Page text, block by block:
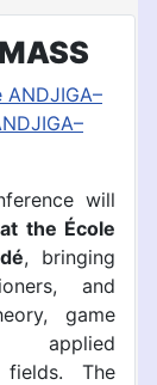
ANDJIGA–
will
the École
, bringing
and
game
applied
fields. The